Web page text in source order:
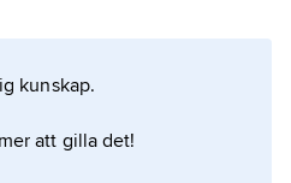
kunskap.
att gilla det!